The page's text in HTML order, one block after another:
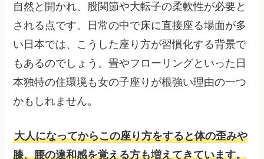
自然と開かれ、股関節や大転子の柔軟性が必要と
される点です。日常の中で床に直接座る場面が多
い日本では、こうした座り方が習慣化する背景で
もあるのでしょう。畳やフローリングといった日
本独特の住環境も女の子座りが根強い理由の一つ
かもしれません。
大人になってからこの座り方をすると体の歪みや
膝、腰の違和感を覚える方も増えてきています。